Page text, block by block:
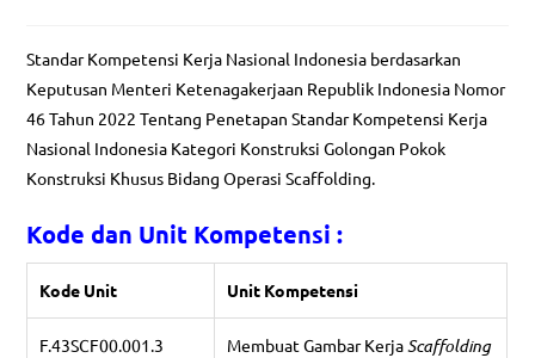
Standar Kompetensi Kerja Nasional Indonesia berdasarkan
Keputusan Menteri Ketenagakerjaan Republik Indonesia Nomor
46 Tahun 2022 Tentang Penetapan Standar Kompetensi Kerja
Nasional Indonesia Kategori Konstruksi Golongan Pokok
Konstruksi Khusus Bidang Operasi Scaffolding.
Kode dan Unit Kompetensi :
Kode Unit Unit Kompetensi
F.43SCF00.001.3 Membuat Gambar KerjaScaffolding